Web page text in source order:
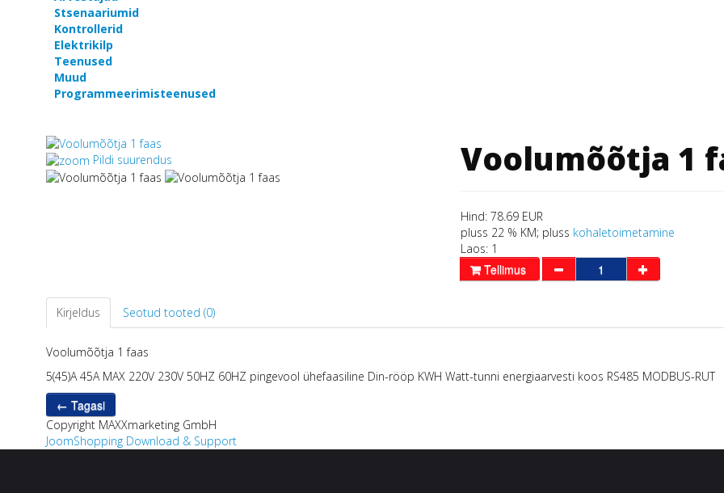
Stsenaariumid
Kontrollerid
Elektrikilp
Teenused
Muud
Programmeerimisteenused
Pildi suurendus Voolumõõtja 1
Hind: 78.69 EUR
pluss 22 % KM; pluss kohaletoimetamine
Laos: 1
Tellimus
Kirjeldus Seotud tooted (0)
Voolumõõtja 1 faas
5(45)A 45A MAX 220V 230V 50HZ 60HZ pingevool ühefaasiline Din-rööp KWH Watt-tunni energiaarvesti koos RS485 MODBUS-RUT
Copyright MAXXmarketing GmbH
JoomShopping Download & Support